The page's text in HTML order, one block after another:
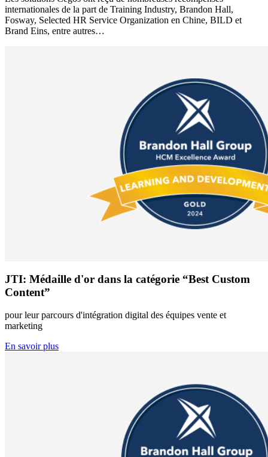
internationales de la part de Training Industry, Brandon Hall,
Fosway, Selected HR Service Organization en Chine, BILD et
Brand Eins, entre autres…
JTI: Médaille d'or dans la catégorie “Best Custom
Content”
pour leur parcours d'intégration digital des équipes vente et
marketing
En savoir plus